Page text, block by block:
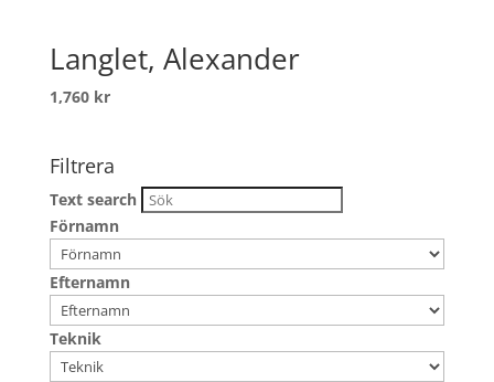
Langlet, Alexander
1,760 kr
Filtrera
Text search
Förnamn
Efternamn
Teknik